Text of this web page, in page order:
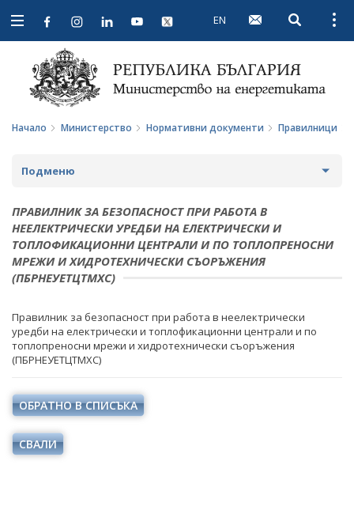
Open
navigation
EN Open
Начало Министерство Нормативни документи Правилници
Подменю
ЗА МИНИСТЕРСТВОТО
ЗА НАС
МИСИЯ И ЦЕЛИ
СТРУКТУРА
ОДИТЕН КОМИТЕТ
БЮДЖЕТ
ОТКРИТО УПРАВЛЕНИЕ
ЗАЩИТА НА ЛИЧНИТЕ ДАННИ
МИНИСТЪР
ПОЛИТИЧЕСКИ КАБИНЕТ
ЗАКОНИ
ДИРЕКТИВИ И РЕГЛАМЕНТИ
НАРЕДБИ
ПРАВИЛНИЦИ
ПРАВИЛНИК ЗА БЕЗОПАСНОСТ ПРИ РАБОТА В
НЕЕЛЕКТРИЧЕСКИ УРЕДБИ НА ЕЛЕКТРИЧЕСКИ И
ТОПЛОФИКАЦИОННИ ЦЕНТРАЛИ И ПО ТОПЛОПРЕНОСНИ
МРЕЖИ И ХИДРОТЕХНИЧЕСКИ СЪОРЪЖЕНИЯ
(ПБРНЕУЕТЦТМХС)
Правилник за безопасност при работа в неелектрически
уредби на електрически и топлофикационни централи и по
топлопреносни мрежи и хидротехнически съоръжения
(ПБРНЕУЕТЦТМХС)
ОБРАТНО В СПИСЪКА
СВАЛИ